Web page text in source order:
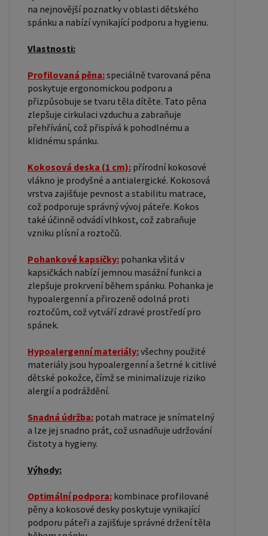
kvalitnějšímu spánku a celkovému zdraví dítěte.
Dlouhá životnost: kvalitní materiály a pečlivé
což z ní dělá výhodnou investici do zdraví vašeho
dítěte. Naše dětská matrace s profilovanou
pěnou, kokosovou deskou a pohankovými
kapsičkami je ideální volbou pro rodiče, kteří
hledají kombinaci přírodních materiálů a
moderních technologií. Tato matrace poskytuje
klíčové pro zdravý vývoj a kvalitní spánek vašeho
dítěte. Dopřejte svému dítěti nejlepší možný
spánek s naší inovativní matrací, která kombinuje
to nejlepší z přírody a moderního designu. Zvolte
kvalitu, bezpečnost a pohodlí pro klidné noci a
na nejnovější poznatky v oblasti dětského
spánku a nabízí vynikající podporu a hygienu.
Vlastnosti:
Profilovaná pěna:speciálně tvarovaná pěna
poskytuje ergonomickou podporu a
přizpůsobuje se tvaru těla dítěte. Tato pěna
zlepšuje cirkulaci vzduchu a zabraňuje
přehřívání, což přispívá k pohodlnému a
klidnému spánku.
Kokosová deska (1 cm): přírodní kokosové
vlákno je prodyšné a antialergické. Kokosová
vrstva zajišťuje pevnost a stabilitu matrace,
což podporuje správný vývoj páteře. Kokos
také účinně odvádí vlhkost, což zabraňuje
vzniku plísní a roztočů.
Pohankové kapsičky: pohanka všitá v
kapsičkách nabízí jemnou masážní funkci a
zlepšuje prokrvení během spánku. Pohanka je
hypoalergenní a přirozeně odolná proti
roztočům, což vytváří zdravé prostředí pro
spánek.
Hypoalergenní materiály:všechny použité
materiály jsou hypoalergenní a šetrné k citlivé
dětské pokožce, čímž se minimalizuje riziko
alergií a podráždění.
Snadná údržba: potah matrace je snímatelný
a lze jej snadno prát, což usnadňuje udržování
čistoty a hygieny.
Výhody:
Optimální podpora: kombinace profilované
pěny a kokosové desky poskytuje vynikající
podporu páteři a zajišťuje správné držení těla